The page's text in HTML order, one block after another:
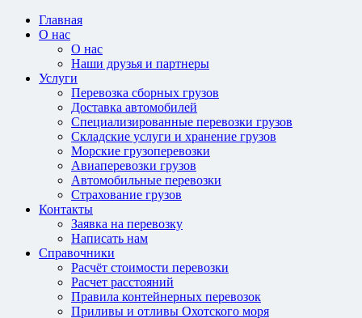
Главная
О нас
О нас
Наши друзья и партнеры
Услуги
Перевозка сборных грузов
Доставка автомобилей
Специализированные перевозки грузов
Складские услуги и хранение грузов
Морские грузоперевозки
Авиаперевозки грузов
Автомобильные перевозки
Страхование грузов
Контакты
Заявка на перевозку
Написать нам
Справочники
Расчёт стоимости перевозки
Расчет расстояний
Правила контейнерных перевозок
Приливы и отливы Охотского моря